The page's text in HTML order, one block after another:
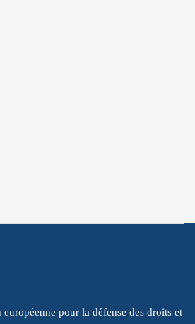
pour la défense des droits et